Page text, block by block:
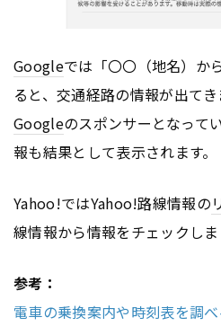
Googleでは「〇〇（地名）
ると、交通経路の情報が出てき
Googleのスポンサーとなって
報も結果として表示されます。
Yahoo!ではYahoo!路線情報の
線情報から情報をチェックしま
参考：
電車の乗換案内や時刻表を調